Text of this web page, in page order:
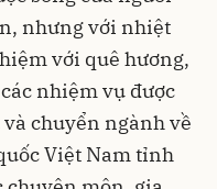
nhưng với nhiệt
với quê hương,
nhiệm vụ được
chuyển ngành về
Việt Nam tỉnh